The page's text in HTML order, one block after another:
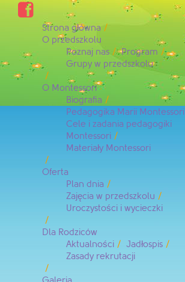

Strona główna
O przedszkolu
Poznaj nas
Program
Grupy w przedszkolu
O Montessori
Biografia
Pedagogika Marii Montessori
Cele i zadania pedagogiki
Montessori
Materiały Montessori
Oferta
Plan dnia
Zajęcia w przedszkolu
Uroczystości i wycieczki
Dla Rodziców
Aktualności
Jadłospis
Zasady rekrutacji